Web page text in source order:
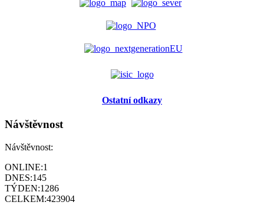
Ostatní odkazy
Návštěvnost
Návštěvnost:
ONLINE:1
DNES:145
TÝDEN:1286
CELKEM:423904